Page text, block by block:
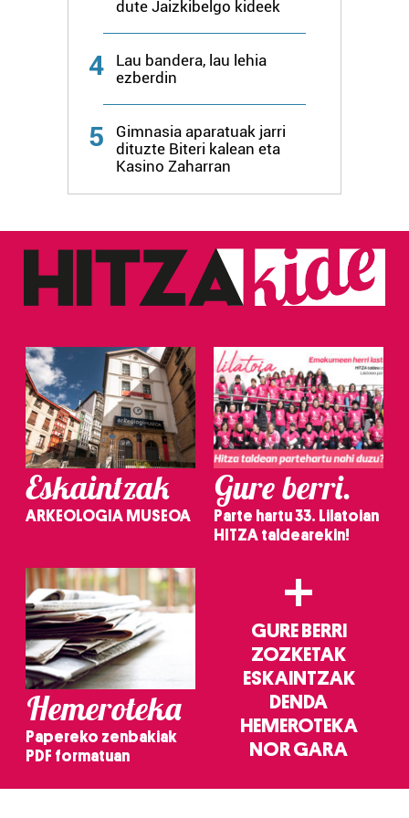
dute Jaizkibelgo kideek
4
Lau bandera, lau lehia
ezberdin
5
Gimnasia aparatuak jarri
dituzte Biteri kalean eta
Kasino Zaharran
Eskaintzak
ARKEOLOGIA MUSEOA
Gure berri.
Parte hartu 33. Lilatoian
HITZA taldearekin!
Hemeroteka
Papereko zenbakiak
PDF formatuan
+
GURE BERRI
ZOZKETAK
ESKAINTZAK
DENDA
HEMEROTEKA
NOR GARA